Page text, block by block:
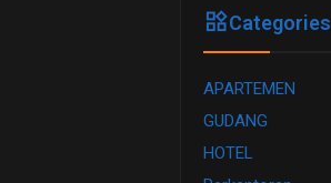
widgetsCategories
APARTEMEN
GUDANG
HOTEL